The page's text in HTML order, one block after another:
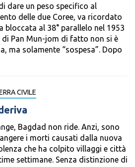
dare un peso specifico al
delle due Coree, va ricordato
bloccata al 38° parallelo nel 1953
Pan Mun-jom di fatto non si è
ma solamente “sospesa”. Dopo
CIVILE
Bagdad non ride. Anzi, sono
i morti causati dalla nuova
che ha colpito villaggi e città
settimane. Senza distinzione di